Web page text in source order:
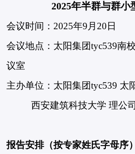
2025年半群与群小
会议时间：2025年9月20日
会议地点：太阳集团tyc539南
议室
主办单位：太阳集团tyc539 太
西安建筑科技大学 理公司
报告安排（按专家姓氏字母序）